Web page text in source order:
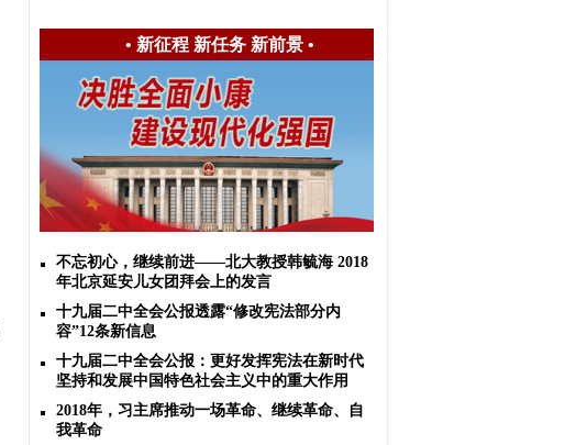
• 新征程 新任务 新前景•
不忘初心，继续前进——北大教授韩毓海 2018
年北京延安儿女团拜会上的发言
十九届二中全会公报透露“修改宪法部分内
容”12条新信息
十九届二中全会公报：更好发挥宪法在新时代
坚持和发展中国特色社会主义中的重大作用
2018年，习主席推动一场革命、继续革命、自
我革命